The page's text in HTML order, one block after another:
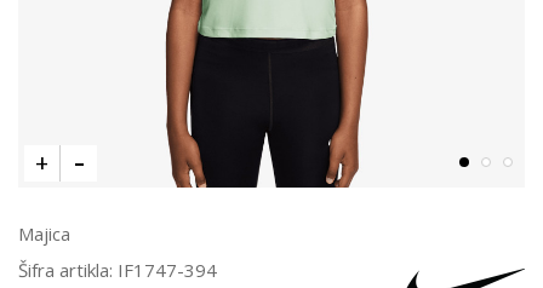
Majica
Šifra artikla: IF1747-394